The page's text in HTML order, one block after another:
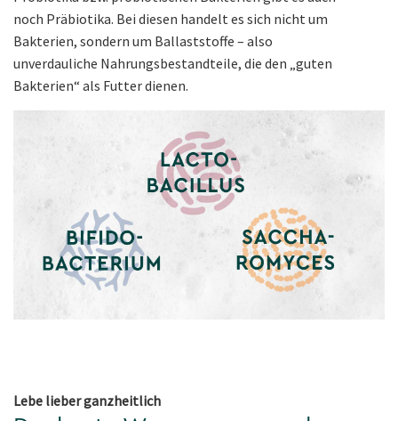
noch Präbiotika. Bei diesen handelt es sich nicht um
Bakterien, sondern um Ballaststoffe – also
unverdauliche Nahrungsbestandteile, die den „guten
Bakterien“ als Futter dienen.
Lebe lieber ganzheitlich